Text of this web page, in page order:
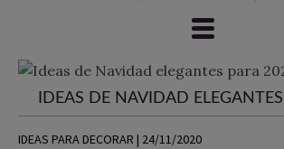
IDEAS DE NAVIDAD
IDEAS PARA DECORAR | 24/11/2020